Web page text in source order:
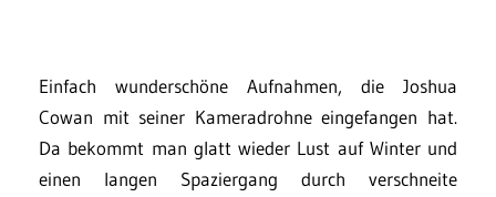
Einfach wunderschöne Aufnahmen, die Joshua
Cowan mit seiner Kameradrohne eingefangen hat.
Da bekommt man glatt wieder Lust auf Winter und
einen langen Spaziergang durch verschneite